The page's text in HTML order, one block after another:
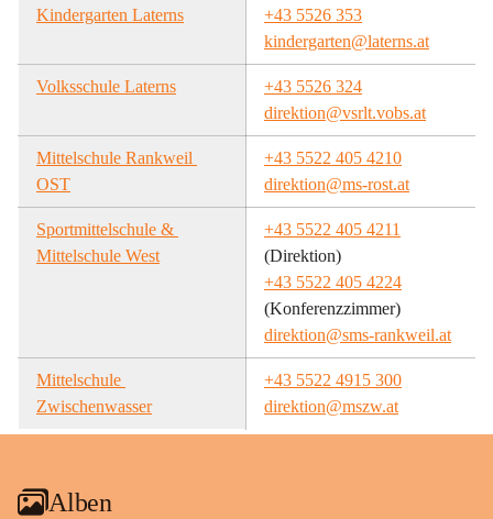
Kindergarten Laterns
+43 5526 353
kindergarten@laterns.at
Volksschule Laterns
+43 5526 324
direktion@vsrlt.vobs.at
Mittelschule Rankweil
OST
+43 5522 405 4210
direktion@ms-rost.at
Sportmittelschule &
Mittelschule West
+43 5522 405 4211
(Direktion)
+43 5522 405 4224
(Konferenzzimmer)
direktion@sms-rankweil.at
Mittelschule
Zwischenwasser
+43 5522 4915 300
direktion@mszw.at
Alben